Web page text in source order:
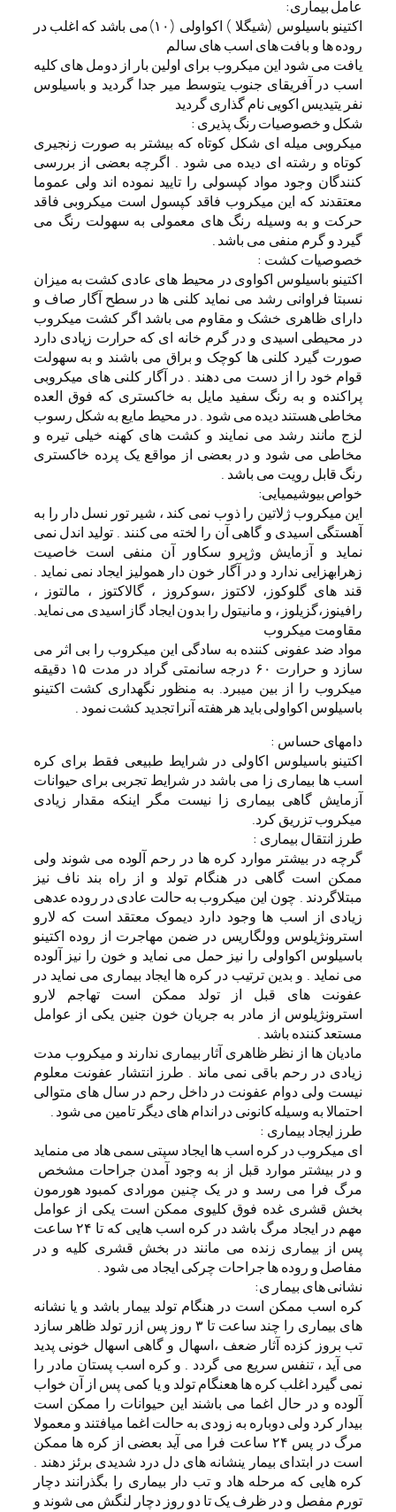
عامل بیماری:
اکتینو باسیلوس (شیگلا ) اکواولی (۱۰)می باشد که اغلب در
روده ها و بافت های اسب های سالم
یافت می شود این میکروب برای اولین بار از دومل های کلیه
اسب در آفریقای جنوب یتوسط میر جدا گردید و باسیلوس
نفر یتیدیس اکویی نام گذاری گردید
شکل و خصوصیات رنگ پذیری :
میکروبی میله ای شکل کوتاه که بیشتر به صورت زنجیری
کوتاه و رشته ای دیده می شود . اگرچه بعضی از بررسی
کنندگان وجود مواد کپسولی را تایید نموده اند ولی عموما
معتقدند که این میکروب فاقد کپسول است میکروبی فاقد
حرکت و به وسیله رنگ های معمولی به سهولت رنگ می
گیرد و گرم منفی می باشد .
خصوصیات کشت :
اکتینو باسیلوس اکواوی در محیط های عادی کشت به میزان
نسبتا فراوانی رشد می نماید کلنی ها در سطح آگار صاف و
دارای ظاهری خشک و مقاوم می باشد اگر کشت میکروب
در محیطی اسیدی و در گرم خانه ای که حرارت زیادی دارد
صورت گیرد کلنی ها کوچک و براق می باشند و به سهولت
قوام خود را از دست می دهند . در آگار کلنی های میکروبی
پراکنده و به رنگ سفید مایل به خاکستری که فوق العده
مخاطی هستند دیده می شود . در محیط مایع به شکل رسوب
لزج مانند رشد می نمایند و کشت های کهنه خیلی تیره و
مخاطی می شود و در بعضی از مواقع یک پرده خاکستری
رنگ قابل رویت می باشد .
خواص بیوشیمیایی:
این میکروب ژلاتین را ذوب نمی کند ، شیر تور نسل دار را به
آهستگی اسیدی و گاهی آن را لخته می کنند . تولید اندل نمی
نماید و آزمایش وژپرو سکاور آن منفی است خاصیت
زهرابهزایی ندارد و در آگار خون دار همولیز ایجاد نمی نماید .
قند های گلوکوز، لاکتوز ،سوکروز ، گالاکتوز ، مالتوز ،
رافینوز،گزیلوز ، و مانیتول را بدون ایجاد گاز اسیدی می نماید.
مقاومت میکروب
مواد ضد عفونی کننده به سادگی این میکروب را بی اثر می
سازد و حرارت ۶۰ درجه سانمتی گراد در مدت ۱۵ دقیقه
میکروب را از بین میبرد. به منظور نگهداری کشت اکتینو
باسیلوس اکواولی باید هر هفته آنرا تجدید کشت نمود .
دامهای حساس :
اکتینو باسیلوس اکاولی در شرایط طبیعی فقط برای کره
اسب ها بیماری زا می باشد در شرایط تجربی برای حیوانات
آزمایش گاهی بیماری زا نیست مگر اینکه مقدار زیادی
میکروب تزریق کرد.
طرز انتقال بیماری :
گرچه در بیشتر موارد کره ها در رحم آلوده می شوند ولی
ممکن است گاهی در هنگام تولد و از راه بند ناف نیز
مبتلاگردند . چون این میکروب به حالت عادی در روده عدهی
زیادی از اسب ها وجود دارد دیموک معتقد است که لارو
استرونژیلوس وولگاریس در ضمن مهاجرت از روده اکتینو
باسیلوس اکواولی را نیز حمل می نماید و خون را نیز آلوده
می نماید . و بدین ترتیب در کره ها ایجاد بیماری می نماید در
عفونت های قبل از تولد ممکن است تهاجم لارو
استرونژیلوس از مادر به جریان خون جنین یکی از عوامل
مستعد کننده باشد .
مادیان ها از نظر ظاهری آثار بیماری ندارند و میکروب مدت
زیادی در رحم باقی نمی ماند . طرز انتشار عفونت معلوم
نیست ولی دوام عفونت در داخل رحم در سال های متوالی
احتمالا به وسیله کانونی در اندام های دیگر تامین می شود .
طرز ایجاد بیماری :
ای میکروب در کره اسب ها ایجاد سپتی سمی هاد می منماید
و در بیشتر موارد قبل از به وجود آمدن جراحات مشخص
مرگ فرا می رسد و در یک چنین مورادی کمبود هورمون
بخش قشری غده فوق کلیوی ممکن است یکی از عوامل
مهم در ایجاد مرگ باشد در کره اسب هایی که تا ۲۴ ساعت
پس از بیماری زنده می مانند در بخش قشری کلیه و در
مفاصل و روده ها جراحات چرکی ایجاد می شود .
نشانی های بیمار ی:
کره اسب ممکن است در هنگام تولد بیمار باشد و یا نشانه
های بیماری را چند ساعت تا ۳ روز پس ازر تولد ظاهر سازد
تب بروز کزده آثار ضعف ،اسهال و گاهی اسهال خونی پدید
می آید ، تنفس سریع می گردد . و کره اسب پستان مادر را
نمی گیرد اغلب کره ها هعنگام تولد و یا کمی پس از آن خواب
آلوده و در حال اغما می باشند این حیوانات را ممکن است
بیدار کرد ولی دوباره به زودی به حالت اغما میافتند و معمولا
مرگ در پس ۲۴ ساعت فرا می آید بعضی از کره ها ممکن
است در ابتدای بیمار ینشانه های دل درد شدیدی برئز دهند .
کره هایی که مرحله هاد و تب دار بیماری را بگذرانند دچار
تورم مفصل و در ظرف یک تا دو روز دچار لنگش می شوند و